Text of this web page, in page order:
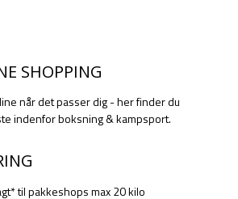
SHOPPING
når det passer dig - her finder du
indenfor boksning & kampsport.
til pakkeshops max 20 kilo